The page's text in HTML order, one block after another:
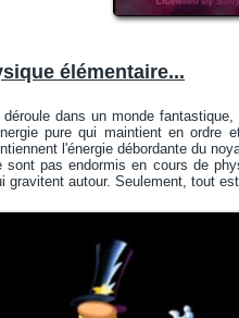
élémentaire...
dans un monde
pure qui maintient en
l'énergie débordante du
pas endormis en cours de
gravitent autour. Seulement, tout